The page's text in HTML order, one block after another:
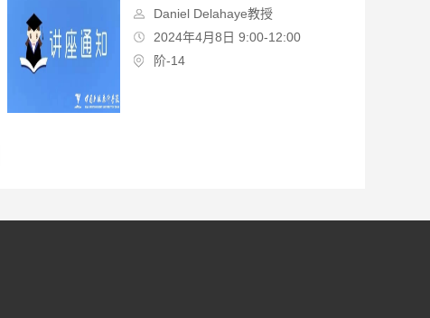
Daniel Delahaye教授
2024年4月8日 9:00-12:00
阶-14